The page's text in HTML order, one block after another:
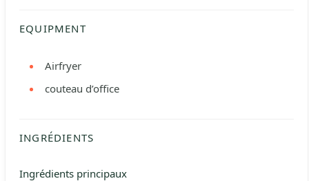
EQUIPMENT
Airfryer
couteau d’office
INGRÉDIENTS
Ingrédients principaux